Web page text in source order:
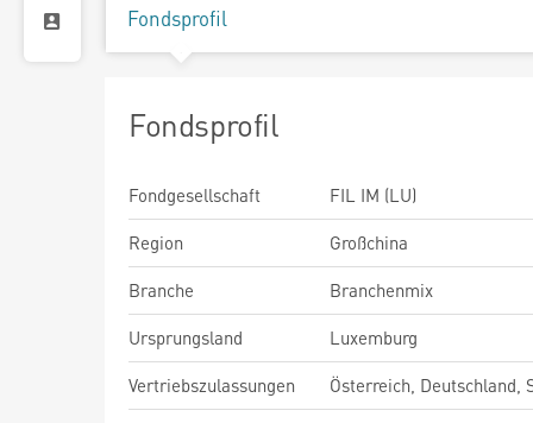
Fondsprofil
Fondsprofil
Fondgesellschaft
FIL IM (LU)
Region
Großchina
Branche
Branchenmix
Ursprungsland
Luxemburg
Vertriebszulassungen
Österreich, Deutschland,